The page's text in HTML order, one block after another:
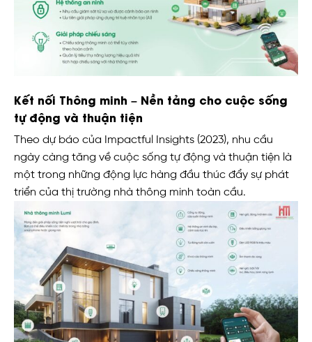
Kết nối Thông minh – Nền tảng cho cuộc sống
tự động và thuận tiện
Theo dự báo của Impactful Insights (2023), nhu cầu
ngày càng tăng về cuộc sống tự động và thuận tiện là
một trong những động lực hàng đầu thúc đẩy sự phát
triển của thị trường nhà thông minh toàn cầu.